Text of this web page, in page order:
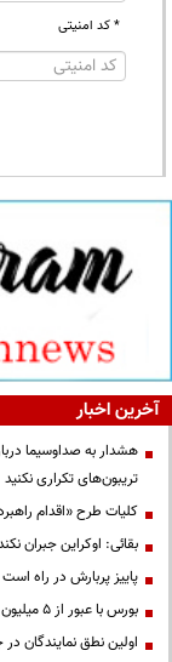
* کد امنیتی
آخرین اخبار
هشدار به صداوسیما
تریبون‌های تکراری نکنید
کلیات طرح «اقدام
بقائی: اوکراین جبران
پاییز پربارش در راه است
بورس با عبور از ۵ میلیون و ۶۰۰ هزار باز هم رکورد تاریخی زد
اولین نطق نمایندگان